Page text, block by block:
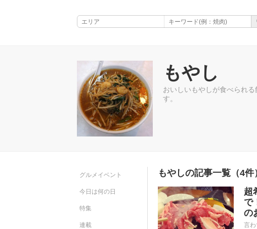
もやし
おいしいもやしが食べられ
す。
もやしの記事一覧（4件
超
で
の
言
グルメイベント
今日は何の日
特集
連載